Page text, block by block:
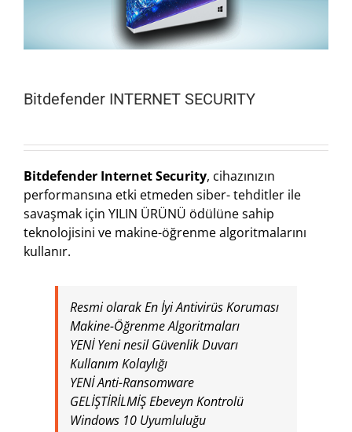
Bitdefender INTERNET SECURITY
Bitdefender Internet Security, cihazınızın
performansına etki etmeden siber- tehditler ile
savaşmak için YILIN ÜRÜNÜ ödülüne sahip
teknolojisini ve makine-öğrenme algoritmalarını
kullanır.
Resmi olarak En İyi Antivirüs Koruması
Makine-Öğrenme Algoritmaları
YENİ Yeni nesil Güvenlik Duvarı
Kullanım Kolaylığı
YENİ Anti-Ransomware
GELİŞTİRİLMİŞ Ebeveyn Kontrolü
Windows 10 Uyumluluğu